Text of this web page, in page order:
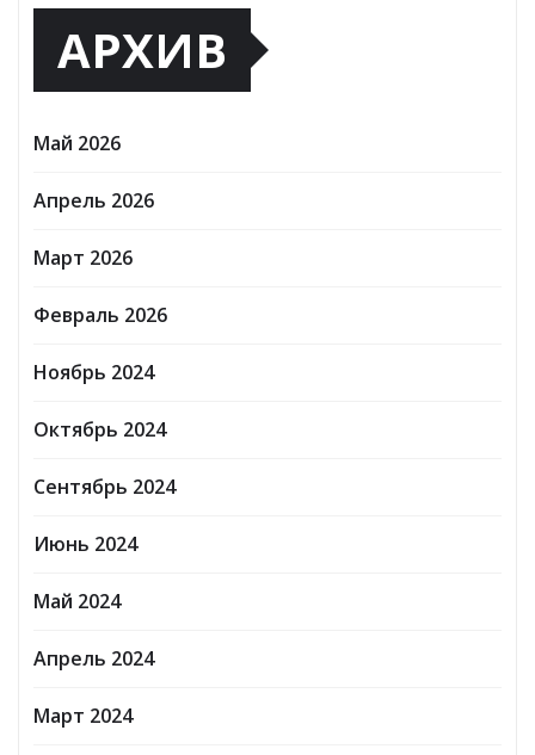
АРХИВ
Май 2026
Апрель 2026
Март 2026
Февраль 2026
Ноябрь 2024
Октябрь 2024
Сентябрь 2024
Июнь 2024
Май 2024
Апрель 2024
Март 2024